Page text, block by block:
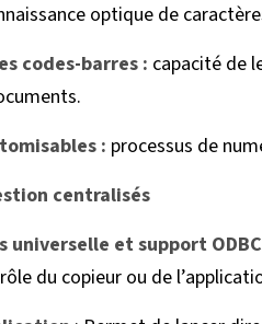
optique de
codes-barres : capacité de
: processus de
centralisés
universelle et support
du copieur ou de